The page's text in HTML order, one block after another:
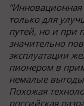
“Инновационная
только для
путей, но и при
значительно
эксплуатации
пионером в
немалые выгоды
Похожая
российская